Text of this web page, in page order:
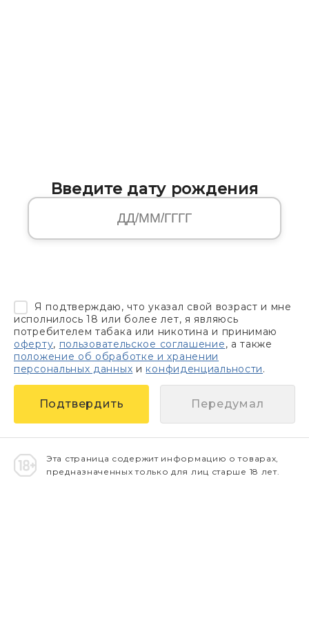
Введите дату рождения
Я подтверждаю, что указал свой возраст и мне
исполнилось 18 или более лет, я являюсь
потребителем табака или никотина и принимаю
оферту, пользовательское соглашение, а также
положение об обработке и хранении
персональных данных и конфиденциальности.
Передумал
Эта страница содержит информацию о товарах,
предназначенных только для лиц старше 18 лет.